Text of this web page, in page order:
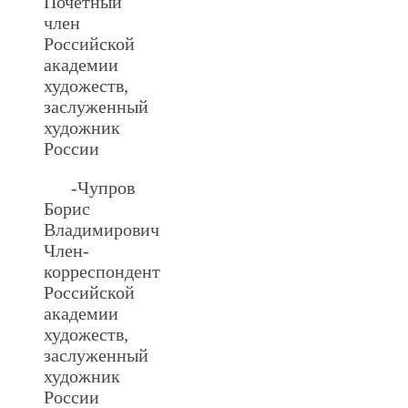
член
Российской
академии
художеств,
заслуженный
художник
России
-Чупров
Борис
Владимирович
Член-
корреспондент
Российской
академии
художеств,
заслуженный
художник
России